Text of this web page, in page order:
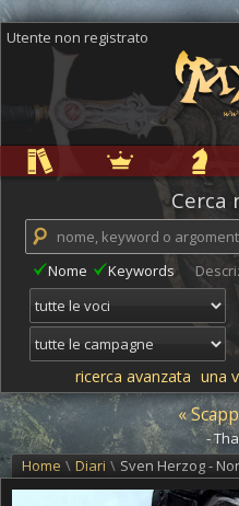
Utente non registrato
Cerca
Nome Keywords
ricerca avanzata una
«
-
Home \ Diari \ Sven Herzog -